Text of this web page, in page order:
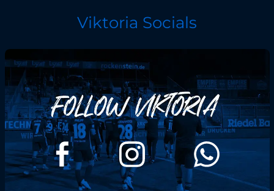
Viktoria Socials